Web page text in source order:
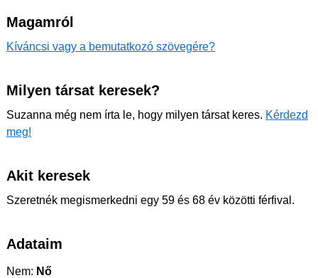
Magamról
Kíváncsi vagy a bemutatkozó szövegére?
Milyen társat keresek?
Suzanna még nem írta le, hogy milyen társat keres. Kérdezd
meg!
Akit keresek
Szeretnék megismerkedni egy 59 és 68 év közötti férfival.
Adataim
Nem: Nő